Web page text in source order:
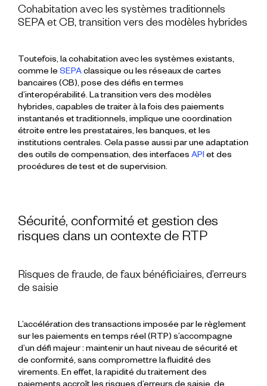
Cohabitation avec les systèmes traditionnels
SEPA et CB, transition vers des modèles hybrides
Toutefois, lacohabitation avec les systèmes existants,
comme le SEPAclassique ou les réseaux de cartes
bancaires (CB), pose des défis en termes
d’interopérabilité. La transition vers des modèles
hybrides, capables de traiter à la fois des paiements
instantanés et traditionnels, implique une coordination
étroite entre les prestataires, les banques, et les
institutions centrales. Cela passe aussi par une adaptation
des outils de compensation, des interfaces API et des
procédures de test et de supervision.
Sécurité, conformité et gestion des
risques dans un contexte de RTP
Risques de fraude, de faux bénéficiaires, d’erreurs
de saisie
L’accélération destransactions imposée par le règlement
sur les paiements en temps réel (RTP) s’accompagne
d’un défi majeur : maintenir un haut niveau de sécurité et
de conformité, sans compromettre la fluidité des
virements. En effet, la rapidité du traitement des